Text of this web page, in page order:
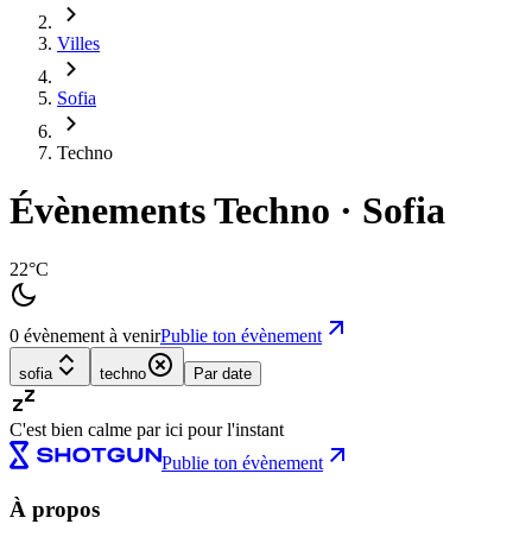
Villes
Sofia
Techno
Évènements Techno · Sofia
22°C
0 évènement à venirPublie ton évènement
sofia techno Par date
C'est bien calme par ici pour l'instant
Publie ton évènement
À propos